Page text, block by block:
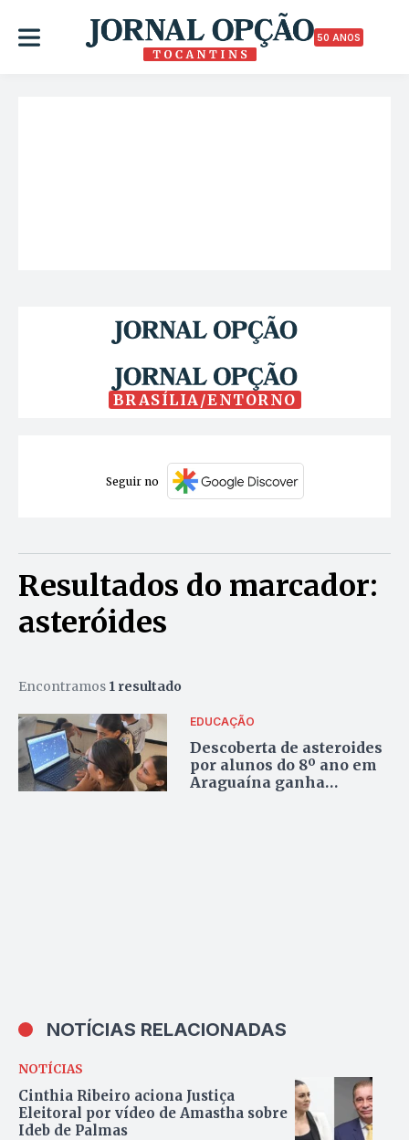
50 ANOS
BRASÍLIA/ENTORNO
Seguir no
Resultados do marcador:
asteróides
Encontramos 1 resultado
EDUCAÇÃO
Descoberta de asteroides
por alunos do 8º ano em
Araguaína ganha
NOTÍCIAS RELACIONADAS
NOTÍCIAS
Cinthia Ribeiro aciona Justiça
Eleitoral por vídeo de Amastha sobre
Ideb de Palmas